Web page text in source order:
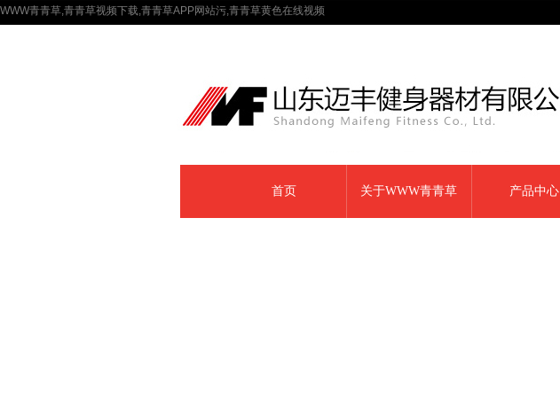
WWW青青草,青青草视频下载,青青草APP网站污,青青草黄色在线视频
首页 关于WWW青青草 产品中心